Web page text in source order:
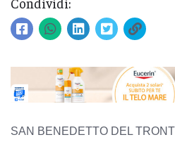
SAN BENEDETTO DEL